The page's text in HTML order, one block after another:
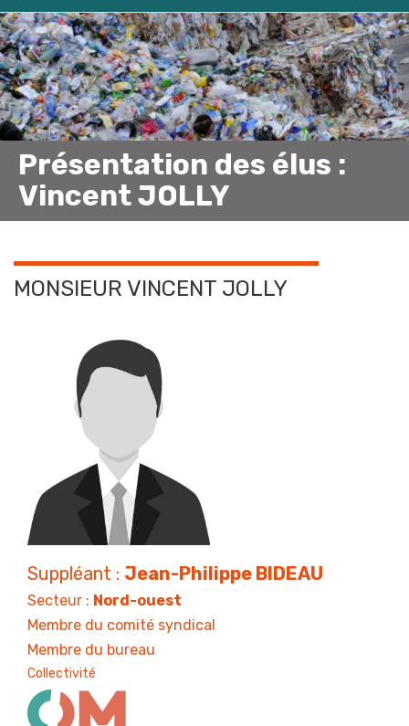
Présentation des élus :
Vincent JOLLY
MONSIEUR VINCENT JOLLY
Suppléant : Jean-Philippe BIDEAU
Secteur : Nord-ouest
Membre du comité syndical
Membre du bureau
Collectivité